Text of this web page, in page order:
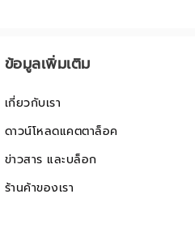
ข้อมูลเพิ่มเติม
เกี่ยวกับเรา
ดาวน์โหลดแคตตาล็อค
ข่าวสาร และบล็อก
ร้านค้าของเรา